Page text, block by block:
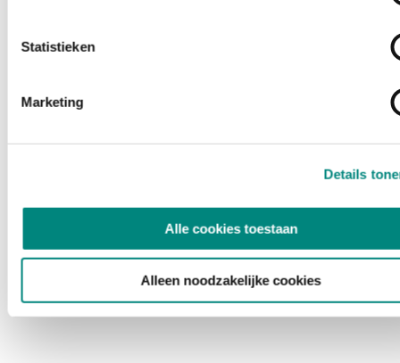
Statistieken
Marketing
Details
Alle cookies toestaan
Alleen noodzakelijke cookies